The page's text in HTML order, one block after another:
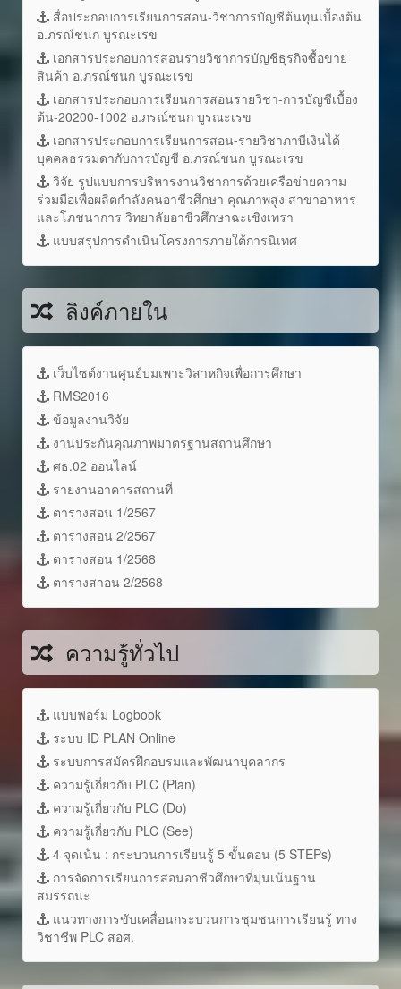
สื่อประกอบการเรียนการสอน-วิชาการบัญชีต้นทุนเบื้องต้น
อ.ภรณ์ชนก บูรณะเรข
เอกสารประกอบการสอนรายวิชาการบัญชีธุรกิจซื้อขาย
สินค้า อ.ภรณ์ชนก บูรณะเรข
เอกสารประกอบการเรียนการสอนรายวิชา-การบัญชีเบื้อง
ต้น-20200-1002 อ.ภรณ์ชนก บูรณะเรข
เอกสารประกอบการเรียนการสอน-รายวิชาภาษีเงินได้
บุคคลธรรมดากับการบัญชี อ.ภรณ์ชนก บูรณะเรข
วิจัย รูปแบบการบริหารงานวิชาการด้วยเครือข่ายความ
ร่วมมือเพื่อผลิตกำลังคนอาชีวศึกษา คุณภาพสูง สาขาอาหาร
และโภชนาการ วิทยาลัยอาชีวศึกษาฉะเชิงเทรา
แบบสรุปการดำเนินโครงการภายใต้การนิเทศ
ลิงค์ภายใน
เว็บไซต์งานศูนย์บ่มเพาะวิสาหกิจเพื่อการศึกษา
RMS2016
ข้อมูลงานวิจัย
งานประกันคุณภาพมาตรฐานสถานศึกษา
ศธ.02 ออนไลน์
รายงานอาคารสถานที่
ตารางสอน 1/2567
ตารางสอน 2/2567
ตารางสอน 1/2568
ตารางสาอน 2/2568
ความรู้ทั่วไป
แบบฟอร์ม Logbook
ระบบ ID PLAN Online
ระบบการสมัครฝึกอบรมและพัฒนาบุคลากร
ความรู้เกี่ยวกับ PLC (Plan)
ความรู้เกี่ยวกับ PLC (Do)
ความรู้เกี่ยวกับ PLC (See)
4 จุดเน้น : กระบวนการเรียนรู้ 5 ขั้นตอน (5 STEPs)
การจัดการเรียนการสอนอาชีวศึกษาที่มุ่นเน้นฐาน
สมรรถนะ
แนวทางการขับเคลื่อนกระบวนการชุมชนการเรียนรู้ ทาง
วิชาชีพ PLC สอศ.